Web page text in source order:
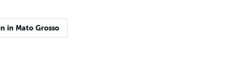
in Mato Grosso